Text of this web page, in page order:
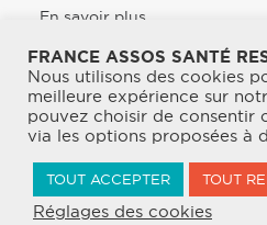
En savoir plus
© 2026 France Assos Santé. |
Mentions légales
Politique de confidentialité & CGU
FRANCE ASSOS SANTÉ
Nous utilisons des cookies
meilleure expérience sur
pouvez choisir de consentir
via les options proposées à
TOUT ACCEPTER TOUT
Réglages des cookies